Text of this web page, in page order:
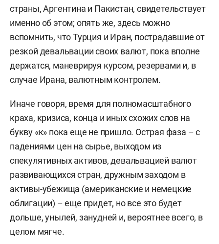
страны, Аргентина и Пакистан, свидетельствует
именно об этом; опять же, здесь можно
вспомнить, что Турция и Иран, пострадавшие от
резкой девальвации своих валют, пока вполне
держатся, маневрируя курсом, резервами и, в
случае Ирана, валютным контролем.
Иначе говоря, время для полномасштабного
краха, кризиса, конца и иных схожих слов на
букву «к» пока еще не пришло. Острая фаза – с
падениями цен на сырье, выходом из
спекулятивных активов, девальвацией валют
развивающихся стран, дружным заходом в
активы-убежища (американские и немецкие
облигации) – еще придет, но все это будет
дольше, унылей, занудней и, вероятнее всего, в
целом мягче.